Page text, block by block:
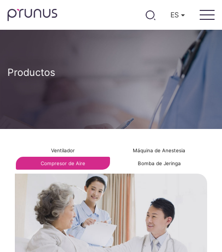
ES
Productos
Ventilador Máquina de Anestesia
Compresor de Aire Bomba de Jeringa